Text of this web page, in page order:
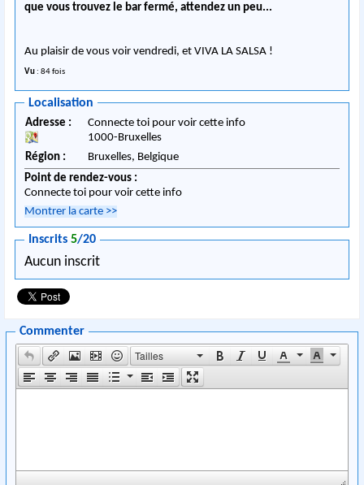
que vous trouvez le bar fermé, attendez un peu...
Au plaisir de vous voir vendredi, et VIVA LA SALSA !
Vu : 84 fois
Localisation
Adresse :
Connecte toi pour voir cette info
1000-Bruxelles
Région :
Bruxelles, Belgique
Point de rendez-vous :
Connecte toi pour voir cette info
Montrer la carte >>
Inscrits5/20
Aucun inscrit
Commenter
Tailles